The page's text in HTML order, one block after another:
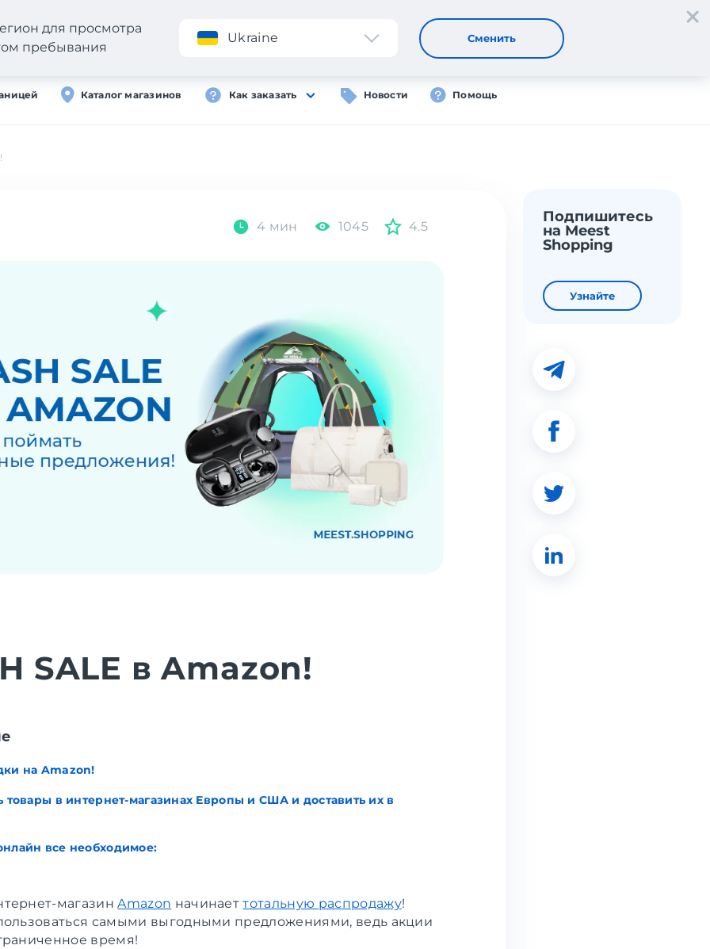
Регистрация
Каталог магазинов Как заказать Новости Помощь
для просмотра
пребывания
Ukraine Сменить
4 мин 1045 4.5
Подпишитесь
на Meest
Shopping
Узнайте
SALE в Amazon!
на Amazon!
товары в интернет-магазинах Европы и США и доставить их в
все необходимое:
магазинAmazon начинаеттотальную распродажу!
самыми выгодными предложениями, ведь акции
время!